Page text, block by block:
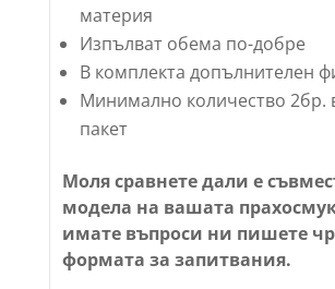
материя
Изпълват обема по-добре
В комплекта допълнителен
Минимално количество 2бр.
пакет
Моля сравнете дали е
модела на вашата
имате въпроси ни пишете
формата за запитвания.